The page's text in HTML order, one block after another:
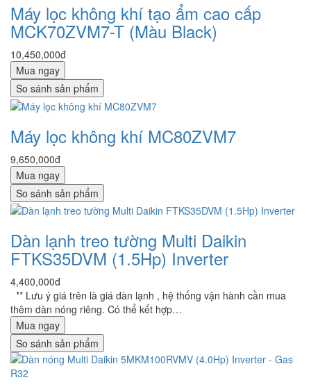
Máy lọc không khí tạo ẩm cao cấp
MCK70ZVM7-T (Màu Black)
10,450,000đ
Mua ngay
So sánh sản phẩm
Máy lọc không khí MC80ZVM7
9,650,000đ
Mua ngay
So sánh sản phẩm
Dàn lạnh treo tường Multi Daikin
FTKS35DVM (1.5Hp) Inverter
4,400,000đ
** Lưu ý giá trên là giá dàn lạnh , hệ thống vận hành cần mua
thêm dàn nóng riêng. Có thể kết hợp…
Mua ngay
So sánh sản phẩm